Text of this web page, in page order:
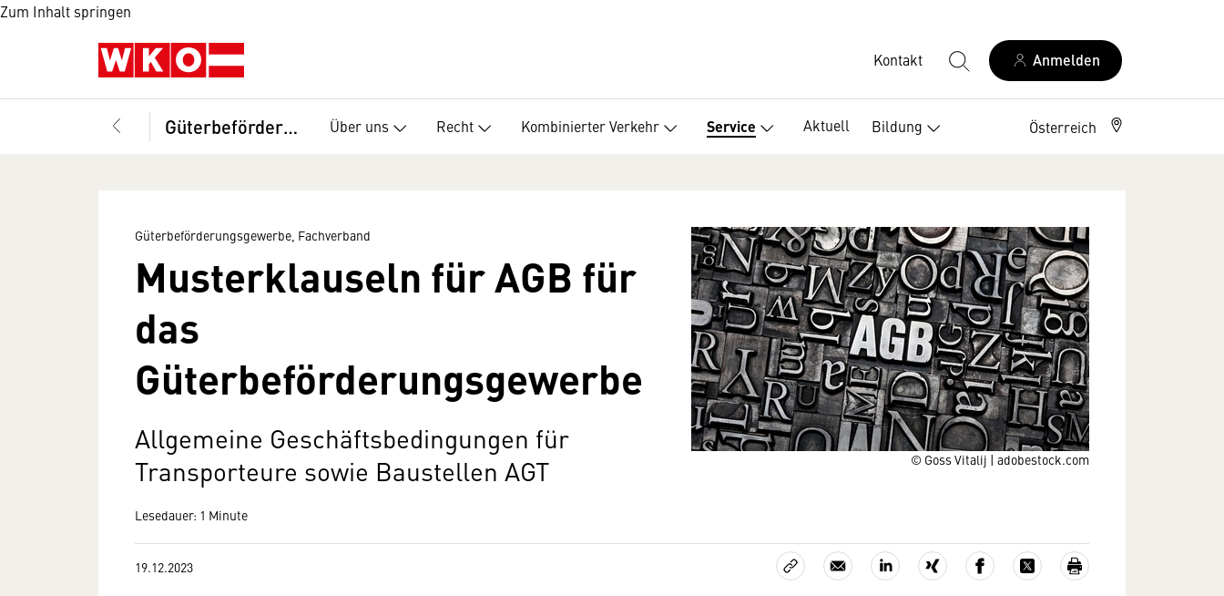
Zum Inhalt springen
Kontakt Anmelden
Güterbeförderungsgewerbe, Fachverband Über uns Recht Kombinierter Verkehr Service Aktuell Bildung BerufszweigeÖsterreich
© Goss Vitalij | adobestock.com
Güterbeförderungsgewerbe, Fachverband
Musterklauseln für AGB für
das
Güterbeförderungsgewerbe
Allgemeine Geschäftsbedingungen für
Transporteure sowie Baustellen AGT
Lesedauer: 1 Minute
19.12.2023